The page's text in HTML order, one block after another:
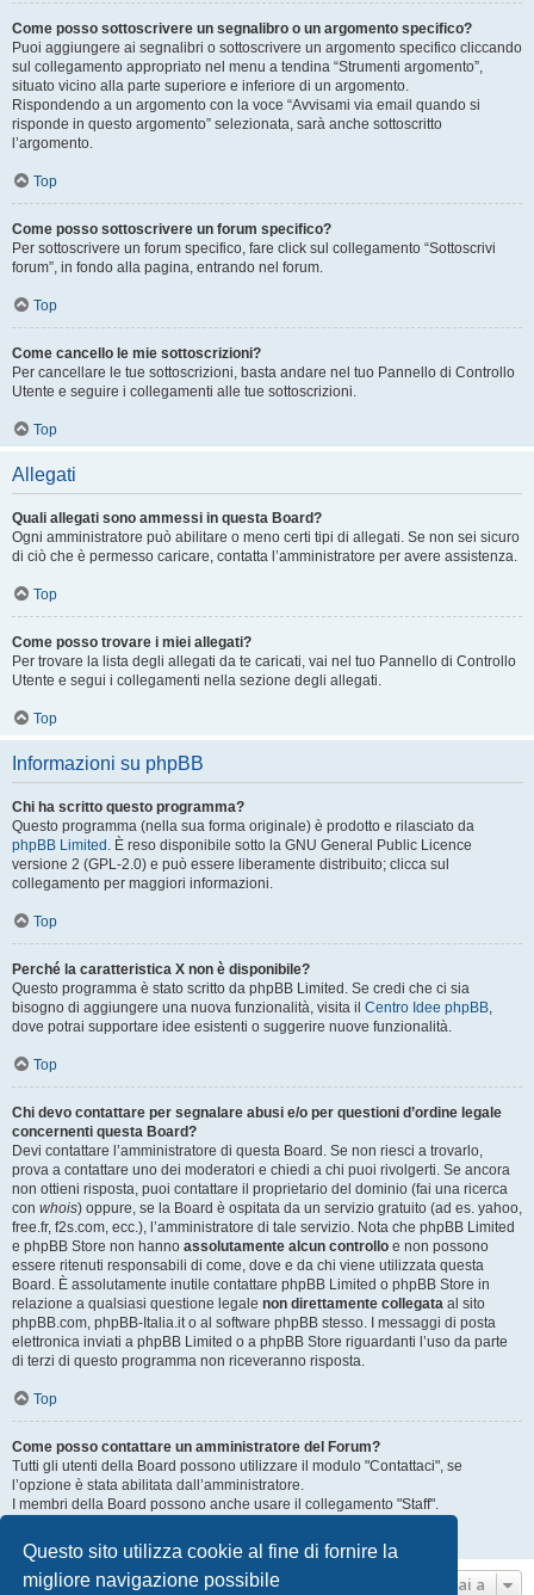
Questo sito utilizza cookie al fine di fornire la
migliore navigazione possibile
Come posso sottoscrivere un segnalibro o un argomento specifico?
Puoi aggiungere ai segnalibri o sottoscrivere un argomento specifico cliccando
sul collegamento appropriato nel menu a tendina “Strumenti argomento”,
situato vicino alla parte superiore e inferiore di un argomento.
Rispondendo a un argomento con la voce “Avvisami via email quando si
risponde in questo argomento” selezionata, sarà anche sottoscritto
l’argomento.
Top
Come posso sottoscrivere un forum specifico?
Per sottoscrivere un forum specifico, fare click sul collegamento “Sottoscrivi
forum”, in fondo alla pagina, entrando nel forum.
Top
Come cancello le mie sottoscrizioni?
Per cancellare le tue sottoscrizioni, basta andare nel tuo Pannello di Controllo
Utente e seguire i collegamenti alle tue sottoscrizioni.
Top
Allegati
Quali allegati sono ammessi in questa Board?
Ogni amministratore può abilitare o meno certi tipi di allegati. Se non sei sicuro
di ciò che è permesso caricare, contatta l’amministratore per avere assistenza.
Top
Come posso trovare i miei allegati?
Per trovare la lista degli allegati da te caricati, vai nel tuo Pannello di Controllo
Utente e segui i collegamenti nella sezione degli allegati.
Top
Informazioni su phpBB
Chi ha scritto questo programma?
Questo programma (nella sua forma originale) è prodotto e rilasciato da
phpBB Limited . È reso disponibile sotto la GNU General Public Licence
versione 2 (GPL-2.0) e può essere liberamente distribuito; clicca sul
collegamento per maggiori informazioni.
Top
Perché la caratteristica X non è disponibile?
Questo programma è stato scritto da phpBB Limited. Se credi che ci sia
bisogno di aggiungere una nuova funzionalità, visita il Centro Idee phpBB,
dove potrai supportare idee esistenti o suggerire nuove funzionalità.
Top
Chi devo contattare per segnalare abusi e/o per questioni d’ordine legale
concernenti questa Board?
Devi contattare l’amministratore di questa Board. Se non riesci a trovarlo,
prova a contattare uno dei moderatori e chiedi a chi puoi rivolgerti. Se ancora
non ottieni risposta, puoi contattare il proprietario del dominio (fai una ricerca
con whois) oppure, se la Board è ospitata da un servizio gratuito (ad es. yahoo,
free.fr, f2s.com, ecc.), l’amministratore di tale servizio. Nota che phpBB Limited
e phpBB Store non hanno assolutamente alcun controllo e non possono
essere ritenuti responsabili di come, dove e da chi viene utilizzata questa
Board. È assolutamente inutile contattare phpBB Limited o phpBB Store in
relazione a qualsiasi questione legale non direttamente collegata al sito
phpBB.com, phpBB-Italia.it o al software phpBB stesso. I messaggi di posta
elettronica inviati a phpBB Limited o a phpBB Store riguardanti l’uso da parte
di terzi di questo programma non riceveranno risposta.
Top
Come posso contattare un amministratore del Forum?
Tutti gli utenti della Board possono utilizzare il modulo "Contattaci", se
l’opzione è stata abilitata dall’amministratore.
I membri della Board possono anche usare il collegamento "Staff".
Top
Vai a